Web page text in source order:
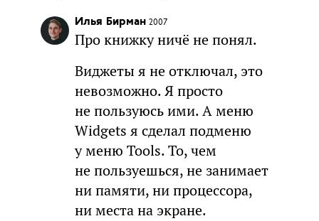
Илья Бирман 2007
Про книжку ничё не понял.
Виджеты я не отключал, это
невозможно. Я просто
не пользуюсь ими. А меню
Widgets я сделал подменю
у меню Tools. То, чем
не пользуешься, не занимает
ни памяти, ни процессора,
ни места на экране.